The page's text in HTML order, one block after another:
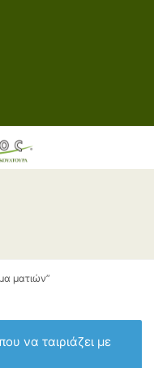
ματιών”
να ταιριάζει με